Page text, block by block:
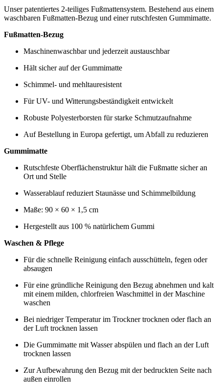
Unser patentiertes 2-teiliges Fußmattensystem. Bestehend aus einem
waschbaren Fußmatten-Bezug und einer rutschfesten Gummimatte.
Fußmatten-Bezug
Maschinenwaschbar und jederzeit austauschbar
Hält sicher auf der Gummimatte
Schimmel- und mehltauresistent
Für UV- und Witterungsbeständigkeit entwickelt
Robuste Polyesterborsten für starke Schmutzaufnahme
Auf Bestellung in Europa gefertigt, um Abfall zu reduzieren
Gummimatte
Rutschfeste Oberflächenstruktur hält die Fußmatte sicher an
Ort und Stelle
Wasserablauf reduziert Staunässe und Schimmelbildung
Maße: 90 × 60 × 1,5 cm
Hergestellt aus 100 % natürlichem Gummi
Waschen & Pflege
Für die schnelle Reinigung einfach ausschütteln, fegen oder
absaugen
Für eine gründliche Reinigung den Bezug abnehmen und kalt
mit einem milden, chlorfreien Waschmittel in der Maschine
waschen
Bei niedriger Temperatur im Trockner trocknen oder flach an
der Luft trocknen lassen
Die Gummimatte mit Wasser abspülen und flach an der Luft
trocknen lassen
Zur Aufbewahrung den Bezug mit der bedruckten Seite nach
außen einrollen